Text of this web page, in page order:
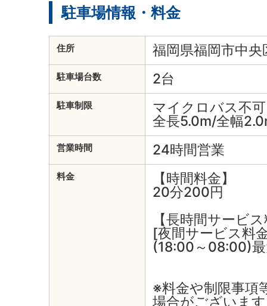
駐車場情報・料金
住所 福岡県福岡市中
駐車場台数 2台
駐車制限
マイクロバス不
全長5.0m/全幅
営業時間 24時間営業
料金
【時間料金】
20分200円
【長時間サービ
[夜間サービス料
(18:00～08:00)
※料金や制限事項
場合がございま